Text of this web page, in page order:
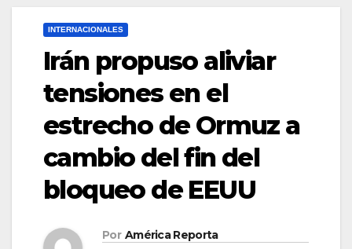
INTERNACIONALES
Irán propuso aliviar
tensiones en el
estrecho de Ormuz a
cambio del fin del
bloqueo de EEUU
Por América Reporta